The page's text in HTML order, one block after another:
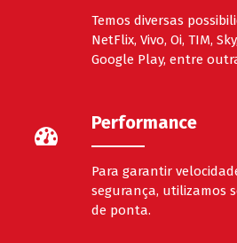
Temos diversas
NetFlix, Vivo, Oi, TIM,
Google Play, entre
Performance
Para garantir
segurança, utilizamos
de ponta.